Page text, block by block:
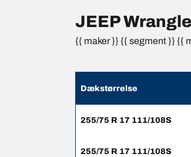
JEEP
{{ maker }} {{ segment }} {{
Dækstørrelse
255/75 R 17 111/108S
255/75 R 17 111/108S